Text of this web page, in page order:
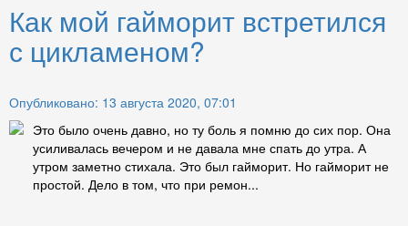
Как мой гайморит встретился
с цикламеном?
Опубликовано: 13 августа 2020, 07:01
Это было очень давно, но ту боль я помню до сих пор. Она
усиливалась вечером и не давала мне спать до утра. А
утром заметно стихала. Это был гайморит. Но гайморит не
простой. Дело в том, что при ремон...